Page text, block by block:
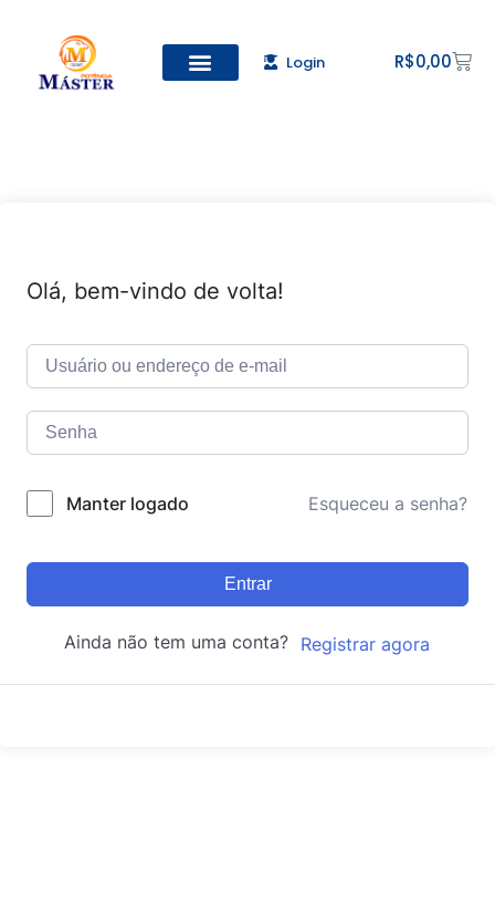
Login R$0,00
Olá, bem-vindo de volta!
Manter logado Esqueceu a senha?
Entrar
Ainda não tem uma conta? Registrar agora